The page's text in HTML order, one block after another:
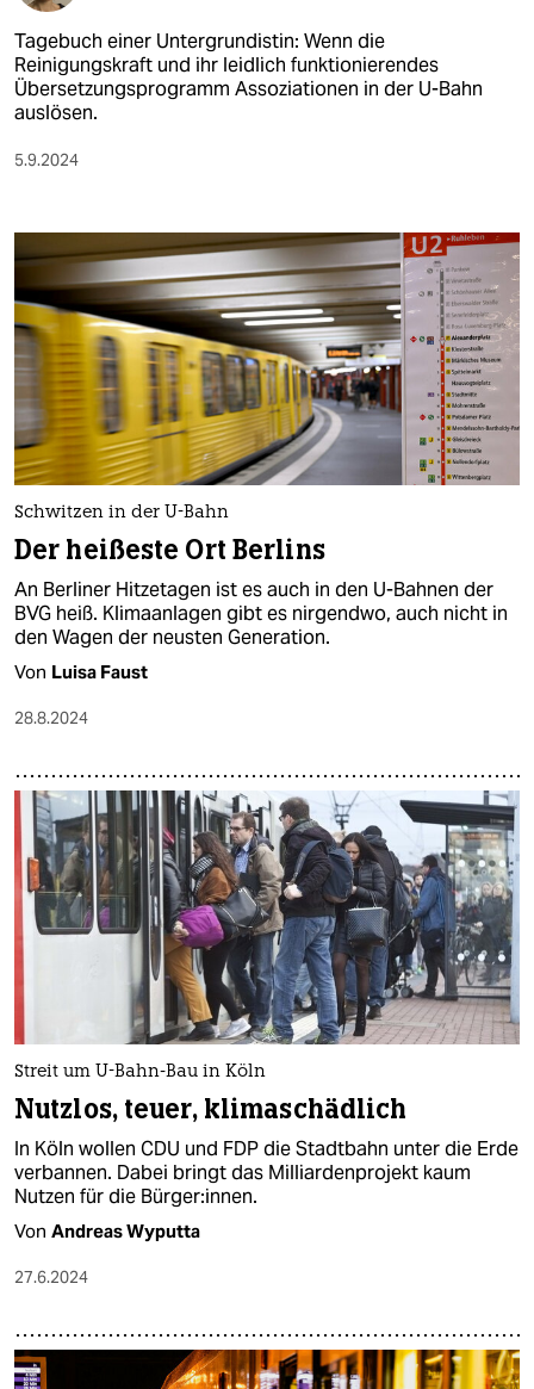
Tagebuch einer Untergrundistin: Wenn die
Reinigungskraft und ihr leidlich funktionierendes
Übersetzungsprogramm Assoziationen in der U-Bahn
auslösen.
5.9.2024
Schwitzen in der U-Bahn
Der heißeste Ort Berlins
An Berliner Hitzetagen ist es auch in den U-Bahnen der
BVG heiß. Klimaanlagen gibt es nirgendwo, auch nicht in
den Wagen der neusten Generation.
Von Luisa Faust
28.8.2024
Streit um U-Bahn-Bau in Köln
Nutzlos, teuer, klimaschädlich
In Köln wollen CDU und FDP die Stadtbahn unter die Erde
verbannen. Dabei bringt das Milliardenprojekt kaum
Nutzen für die Bür­ge­r:in­nen.
Von Andreas Wyputta
27.6.2024